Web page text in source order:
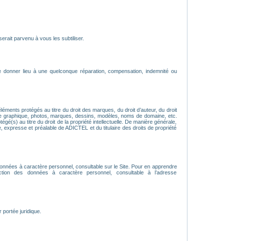
parvenu à vous les subtiliser.
lieu à une quelconque réparation, compensation, indemnité ou
protégés au titre du droit des marques, du droit d’auteur, du droit
photos, marques, dessins, modèles, noms de domaine, etc.
au titre du droit de la propriété intellectuelle. De manière générale,
et préalable de ADICTEL et du titulaire des droits de propriété
à caractère personnel, consultable sur le Site. Pour en apprendre
des données à caractère personnel, consultable à l’adresse
juridique.